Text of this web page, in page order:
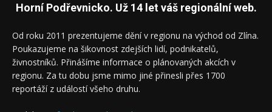
Horní Podřevnicko. Už 14 let váš regionální web.
Od roku 2011 prezentujeme dění v regionu na východ od Zlína.
Poukazujeme na šikovnost zdejších lidí, podnikatelů,
živnostníků. Přinášíme informace o plánovaných akcích v
regionu. Za tu dobu jsme mimo jiné přinesli přes 1700
reportáží z událostí všeho druhu.